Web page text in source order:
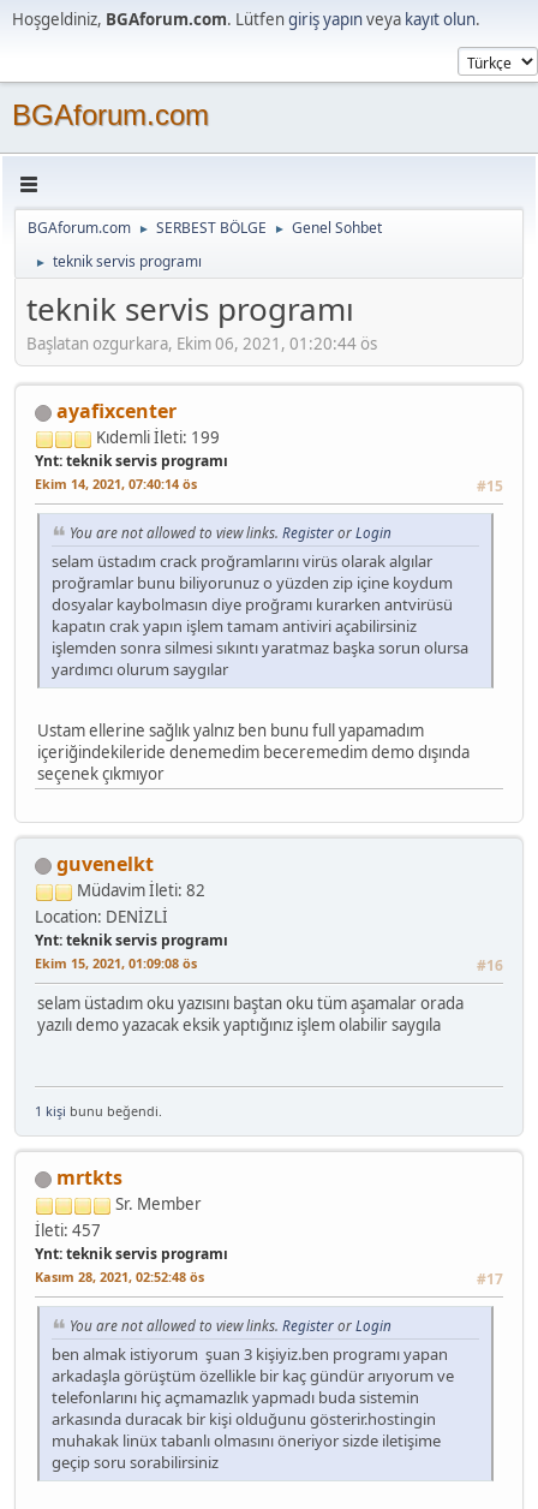
Hoşgeldiniz, BGAforum.com. Lütfengiriş yapınveya kayıt olun.
BGAforum.com
BGAforum.com ► SERBEST BÖLGE ► Genel Sohbet
► teknik servis programı
teknik servis programı
Başlatan ozgurkara, Ekim 06, 2021, 01:20:44 ös
ayafixcenter
Kıdemliİleti: 199
Ynt: teknik servis programı
Ekim 14, 2021, 07:40:14 ös #15
You are not allowed to view links. RegisterorLogin
selam üstadım crack proğramlarını virüs olarak algılar
proğramlar bunu biliyorunuz o yüzden zip içine koydum
dosyalar kaybolmasın diye proğramı kurarken antvirüsü
kapatın crak yapın işlem tamam antiviri açabilirsiniz
işlemden sonra silmesi sıkıntı yaratmaz başka sorun olursa
yardımcı olurum saygılar
Ustam ellerine sağlık yalnız ben bunu full yapamadım
içeriğindekileride denemedim beceremedim demo dışında
seçenek çıkmıyor
guvenelkt
Müdavimİleti: 82
Location: DENİZLİ
Ynt: teknik servis programı
Ekim 15, 2021, 01:09:08 ös #16
selam üstadım oku yazısını baştan oku tüm aşamalar orada
yazılı demo yazacak eksik yaptığınız işlem olabilir saygıla
1 kişi bunu beğendi.
mrtkts
Sr. Member
İleti: 457
Ynt: teknik servis programı
Kasım 28, 2021, 02:52:48 ös #17
You are not allowed to view links. RegisterorLogin
ben almak istiyorum şuan 3 kişiyiz.ben programı yapan
arkadaşla görüştüm özellikle bir kaç gündür arıyorum ve
telefonlarını hiç açmamazlık yapmadı buda sistemin
arkasında duracak bir kişi olduğunu gösterir.hostingin
muhakak linüx tabanlı olmasını öneriyor sizde iletişime
geçip soru sorabilirsiniz